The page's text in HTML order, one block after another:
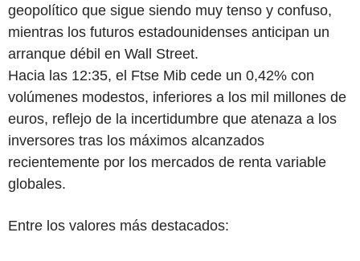
geopolítico que sigue siendo muy tenso y confuso,
mientras los futuros estadounidenses anticipan un
arranque débil en Wall Street.
Hacia las 12:35, el Ftse Mib cede un 0,42% con
volúmenes modestos, inferiores a los mil millones de
euros, reflejo de la incertidumbre que atenaza a los
inversores tras los máximos alcanzados
recientemente por los mercados de renta variable
globales.
Entre los valores más destacados: